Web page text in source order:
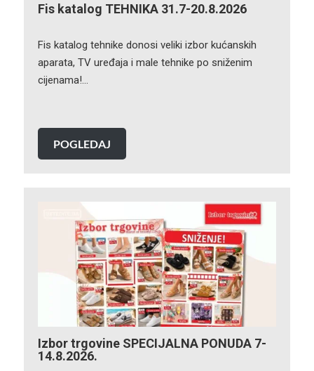
Fis katalog TEHNIKA 31.7-20.8.2026
Fis katalog tehnike donosi veliki izbor kućanskih
aparata, TV uređaja i male tehnike po sniženim
cijenama!…
POGLEDAJ
Izbor trgovine SPECIJALNA PONUDA 7-
14.8.2026.